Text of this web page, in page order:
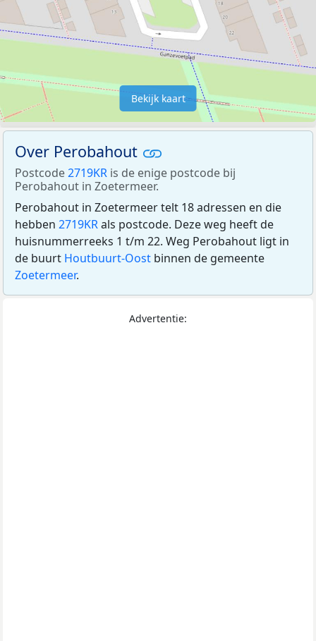
Bekijk kaart
Over Perobahout
Postcode2719KR is de enige postcode bij
Perobahout in Zoetermeer.
Perobahout in Zoetermeer telt 18 adressen en die
hebben 2719KRals postcode. Deze weg heeft de
huisnummerreeks 1 t/m 22. Weg Perobahout ligt in
de buurt Houtbuurt-Oost binnen de gemeente
Zoetermeer.
Advertentie: